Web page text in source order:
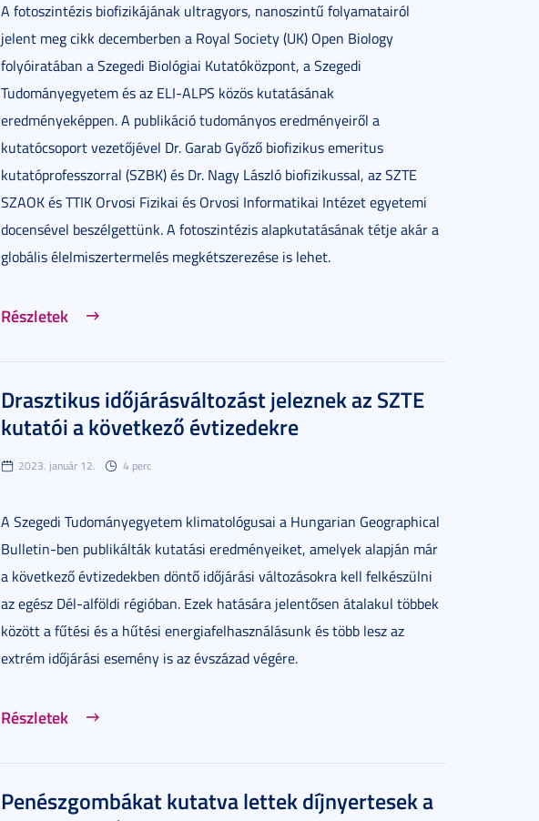
A fotoszintézis biofizikájának ultragyors, nanoszintű folyamatairól
jelent meg cikk decemberben a Royal Society (UK) Open Biology
folyóiratában a Szegedi Biológiai Kutatóközpont, a Szegedi
Tudományegyetem és az ELI-ALPS közös kutatásának
eredményeképpen. A publikáció tudományos eredményeiről a
kutatócsoport vezetőjével Dr. Garab Győző biofizikus emeritus
kutatóprofesszorral (SZBK) és Dr. Nagy László biofizikussal, az SZTE
SZAOK és TTIK Orvosi Fizikai és Orvosi Informatikai Intézet egyetemi
docensével beszélgettünk. A fotoszintézis alapkutatásának tétje akár a
globális élelmiszertermelés megkétszerezése is lehet.
Részletek
Drasztikus időjárásváltozást jeleznek az SZTE
kutatói a következő évtizedekre
2023. január 12. 4 perc
A Szegedi Tudományegyetem klimatológusai a Hungarian Geographical
Bulletin-ben publikálták kutatási eredményeiket, amelyek alapján már
a következő évtizedekben döntő időjárási változásokra kell felkészülni
az egész Dél-alföldi régióban. Ezek hatására jelentősen átalakul többek
között a fűtési és a hűtési energiafelhasználásunk és több lesz az
extrém időjárási esemény is az évszázad végére.
Részletek
Penészgombákat kutatva lettek díjnyertesek a